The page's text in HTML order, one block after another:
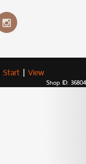
Start | View
Shop ID: 36804